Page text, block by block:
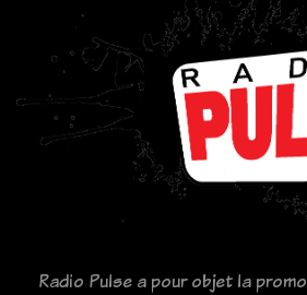
Radio Pulse a pour objet la